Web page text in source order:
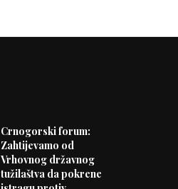
Crnogorski forum:
Zahtijevamo od
Vrhovnog državnog
tužilaštva da pokrene